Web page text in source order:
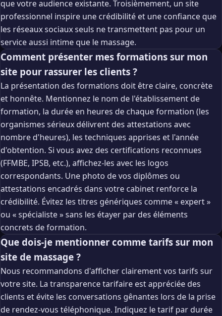
que votre audience existante. Troisièmement, un site
professionnel inspire une crédibilité et une confiance que
les réseaux sociaux seuls ne transmettent pas pour un
service aussi intime que le massage.
Comment présenter mes formations sur mon
site pour rassurer les clients ?
La présentation des formations doit être claire, concrète
et honnête. Mentionnez le nom de l'établissement de
formation, la durée en heures de chaque formation (les
organismes sérieux délivrent des attestations avec
nombre d'heures), les techniques apprises et l'année
d'obtention. Si vous avez des certifications reconnues
(FFMBE, IPSB, etc.), affichez-les avec les logos
correspondants. Une photo de vos diplômes ou
attestations encadrés dans votre cabinet renforce la
crédibilité. Évitez les titres génériques comme « expert »
ou « spécialiste » sans les étayer par des éléments
concrets de formation.
Que dois-je mentionner comme tarifs sur mon
site de massage ?
Nous recommandons d'afficher clairement vos tarifs sur
votre site. La transparence tarifaire est appréciée des
clients et évite les conversations gênantes lors de la prise
de rendez-vous téléphonique. Indiquez le tarif par durée